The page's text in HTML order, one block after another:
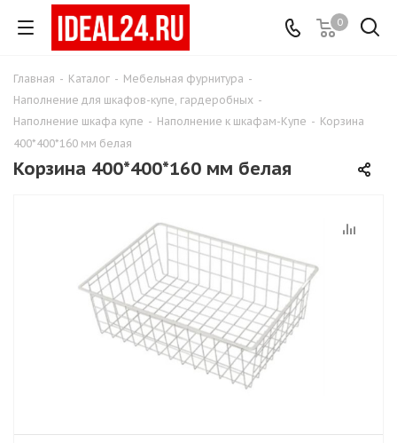
0
Главная - Каталог - Мебельная фурнитура -
Наполнение для шкафов-купе, гардеробных -
Наполнение шкафа купе - Наполнение к шкафам-Купе - Корзина
400*400*160 мм белая
Корзина 400*400*160 мм белая